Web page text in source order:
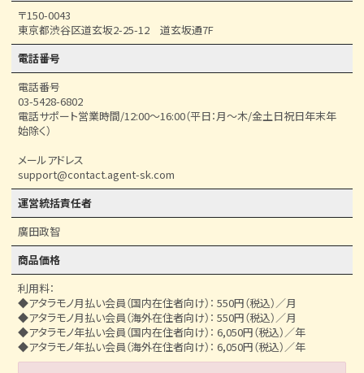
〒150-0043
東京都渋谷区道玄坂2-25-12 道玄坂通7F
電話番号
電話番号
03-5428-6802
電話サポート営業時間/12:00〜16:00（平日：月～木/金土日祝日年末年
始除く）
メールアドレス
support@contact.agent-sk.com
運営統括責任者
廣田政智
商品価格
利用料：
◆アタラモノ月払い会員（国内在住者向け）： 550円（税込）／月
◆アタラモノ月払い会員（海外在住者向け）： 550円（税込）／月
◆アタラモノ年払い会員（国内在住者向け）： 6,050円（税込）／年
◆アタラモノ年払い会員（海外在住者向け）： 6,050円（税込）／年